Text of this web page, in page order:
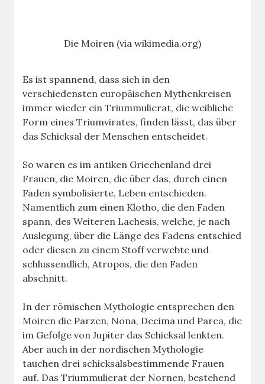
Die Moiren (via wikimedia.org)
Es ist spannend, dass sich in den
verschiedensten europäischen Mythenkreisen
immer wieder ein Triummulierat, die weibliche
Form eines Triumvirates, finden lässt, das über
das Schicksal der Menschen entscheidet.
So waren es im antiken Griechenland drei
Frauen, die Moiren, die über das, durch einen
Faden symbolisierte, Leben entschieden.
Namentlich zum einen Klotho, die den Faden
spann, des Weiteren Lachesis, welche, je nach
Auslegung, über die Länge des Fadens entschied
oder diesen zu einem Stoff verwebte und
schlussendlich, Atropos, die den Faden
abschnitt.
In der römischen Mythologie entsprechen den
Moiren die Parzen, Nona, Decima und Parca, die
im Gefolge von Jupiter das Schicksal lenkten.
Aber auch in der nordischen Mythologie
tauchen drei schicksalsbestimmende Frauen
auf. Das Triummulierat der Nornen, bestehend